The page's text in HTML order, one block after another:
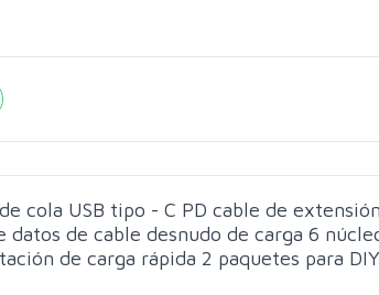
cola USB tipo - C PD cable de
datos de cable desnudo de carga 6
de carga rápida 2 paquetes para